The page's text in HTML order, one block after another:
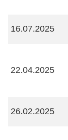
16.07.2025
22.04.2025
26.02.2025